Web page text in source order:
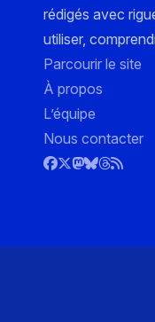
rédigés avec
utiliser,
Parcourir le site
À propos
L’équipe
Nous contacter